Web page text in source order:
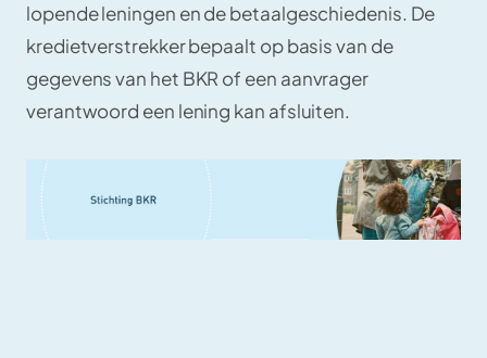
lopende leningen en de betaalgeschiedenis. De
kredietverstrekker bepaalt op basis van de
gegevens van het BKR of een aanvrager
verantwoord een lening kan afsluiten.